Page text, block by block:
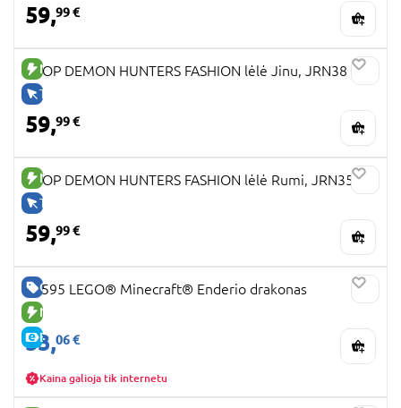
59,99 €
NAUJA PREKĖ
TIK INTERNETU
KPOP DEMON HUNTERS FASHION lėlė Jinu, JRN38
59,99 €
NAUJA PREKĖ
TIK INTERNETU
KPOP DEMON HUNTERS FASHION lėlė Rumi, JRN35
59,99 €
GERA KAINA
NAUJA PREKĖ
E-KAINA
21595 LEGO® Minecraft® Enderio drakonas
53,06 €
Kaina galioja tik internetu